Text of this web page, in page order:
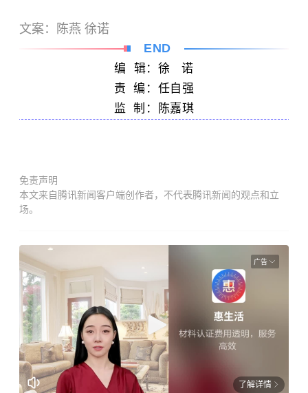
文案：陈燕 徐诺
END
编 辑：徐 诺
责 编：任自强
监
制： 陈嘉琪
免责声明
本文来自腾讯新闻客户端创作者，不代表腾讯新闻的观点和立
场。
广告
了解详情